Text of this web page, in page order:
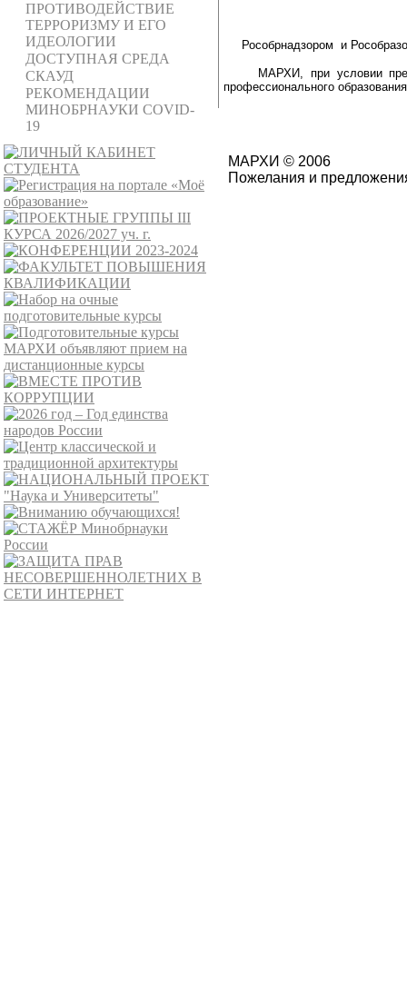
ПРОТИВОДЕЙСТВИЕ
ТЕРРОРИЗМУ И ЕГО
ИДЕОЛОГИИ
ДОСТУПНАЯ СРЕДА
СКАУД
РЕКОМЕНДАЦИИ
МИНОБРНАУКИ COVID-
19
Рособрнадзором и
МАРХИ, при условии
профессионального
МАРХИ © 2006
Пожелания и